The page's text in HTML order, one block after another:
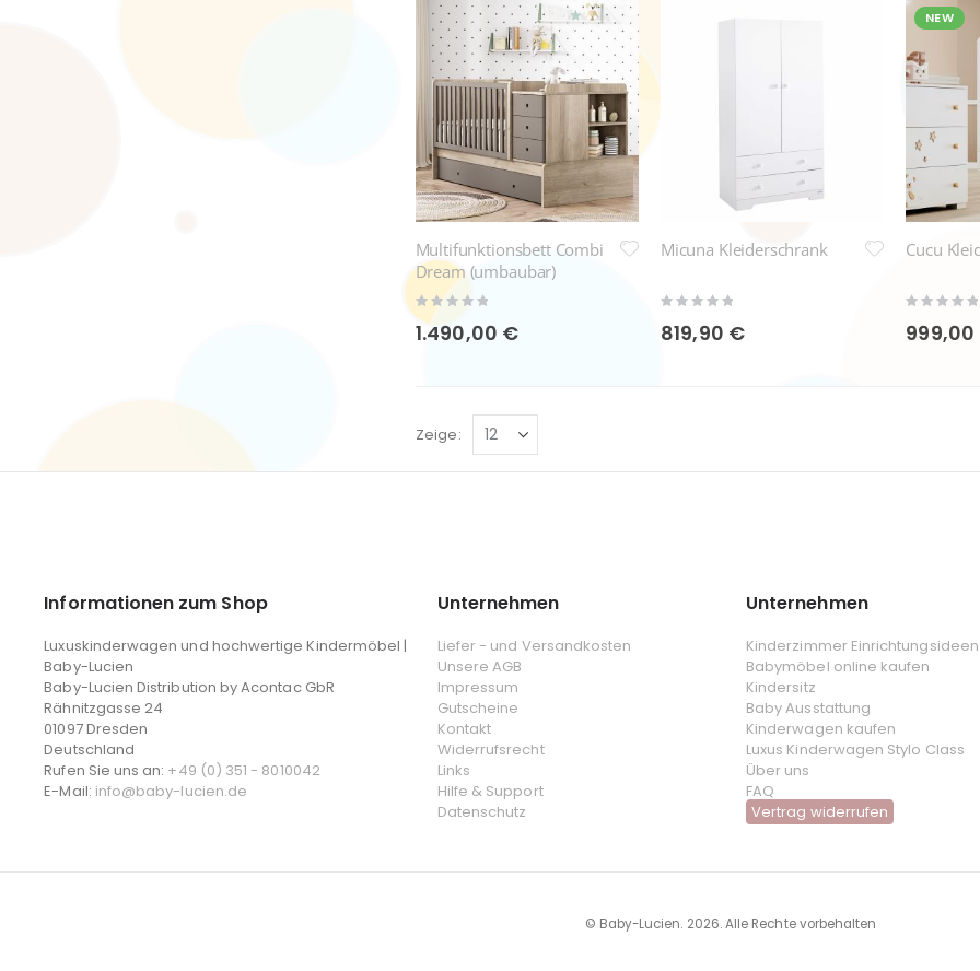
Multifunktionsbett Combi
Dream (umbaubar)
Rating:
0%
1.490,00 €
Micuna Kleiderschrank
Rating:
819,90 €
NEW
Cucu
Rating:
Zeige
Informationen zum Shop
Luxuskinderwagen und hochwertige Kindermöbel |
Baby-Lucien
Baby-Lucien Distribution by Acontac GbR
Rähnitzgasse 24
01097 Dresden
Deutschland
Rufen Sie uns an: +49 (0) 351 - 8010042
E-Mail: info@baby-lucien.de
Unternehmen
Liefer - und Versandkosten
Unsere AGB
Impressum
Gutscheine
Kontakt
Widerrufsrecht
Links
Hilfe & Support
Datenschutz
Unternehmen
Kinderzimmer Einrichtungsideen
Babymöbel online kaufen
Kindersitz
Baby Ausstattung
Kinderwagen kaufen
Luxus Kinderwagen Stylo Class
Über uns
FAQ
Vertrag widerrufen
© Baby-Lucien. 2026. Alle Rechte vorbehalten